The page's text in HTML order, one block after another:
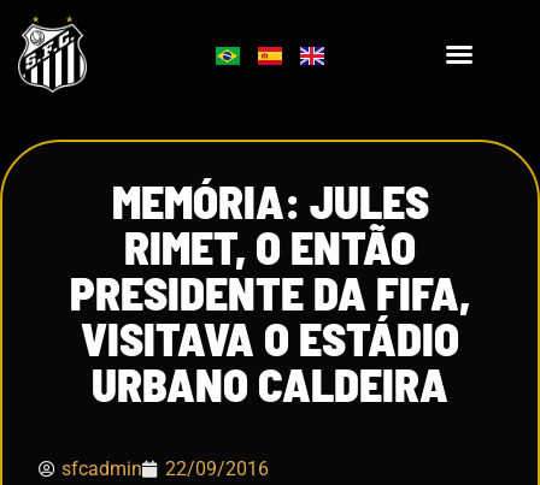
MEMÓRIA: JULES
RIMET, O ENTÃO
PRESIDENTE DA FIFA,
VISITAVA O ESTÁDIO
URBANO CALDEIRA
sfcadmin 22/09/2016